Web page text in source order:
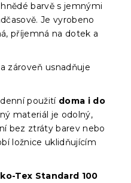
barvě s jemnými
Je vyrobeno
příjemná na dotek a
zároveň usnadňuje
použití doma i do
materiál je odolný,
bez ztráty barev nebo
ložnice uklidňujícím
Tex Standard 100